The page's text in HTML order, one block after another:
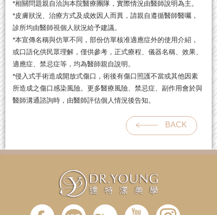
*相關問題親自洽詢本院醫療團隊，實際情況由醫師說明為主。
*皮膚狀況、治療方式及成效因人而異，請親自遵循醫師醫囑，
診所均由醫師視個人狀況給予建議。
*本宣傳名稱與仿單不同，部份仿單核准適應症外的使用介紹，
或口語化供民眾理解，僅供參考，正式療程、儀器名稱、效果、
適應症、禁忌症等，均為醫師親自說明。
*侵入式手術造成開放式傷口，術後有傷口照護不當或其他因素
所造成之傷口感染風險。更多醫療風險、禁忌症、副作用會於與
醫師溝通諮詢時，由醫師評估個人情況後告知。
BACK